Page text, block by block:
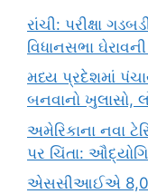
રાંચી: પરીક્ષા
વિધાનસભા
મધ્ય પ્રદેશમાં
બનવાનો ખુલાસો,
અમેરિકાના નવા
પર ચિંતા:
એસસીઆઈએ 8,000